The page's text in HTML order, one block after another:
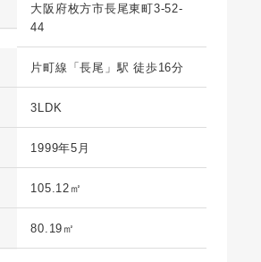
大阪府枚方市長尾東町3-52-
44
片町線「長尾」駅 徒歩16分
3LDK
1999年5月
105.12㎡
80.19㎡